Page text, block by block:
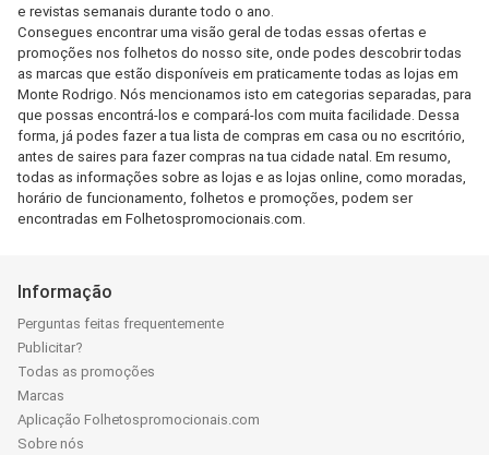
e revistas semanais durante todo o ano.
Consegues encontrar uma visão geral de todas essas ofertas e
promoções nos folhetos do nosso site, onde podes descobrir todas
as marcas que estão disponíveis em praticamente todas as lojas em
Monte Rodrigo. Nós mencionamos isto em categorias separadas, para
que possas encontrá-los e compará-los com muita facilidade. Dessa
forma, já podes fazer a tua lista de compras em casa ou no escritório,
antes de saires para fazer compras na tua cidade natal. Em resumo,
todas as informações sobre as lojas e as lojas online, como moradas,
horário de funcionamento, folhetos e promoções, podem ser
encontradas em Folhetospromocionais.com.
Informação
Perguntas feitas frequentemente
Publicitar?
Todas as promoções
Marcas
Aplicação Folhetospromocionais.com
Sobre nós